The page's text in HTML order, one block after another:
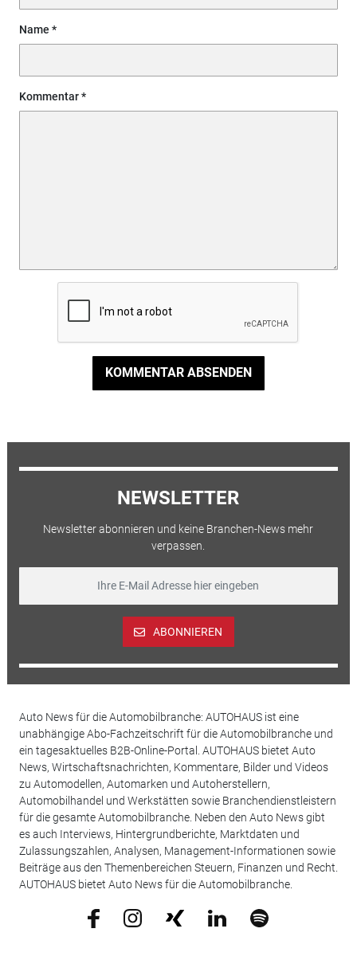
Name
Kommentar
KOMMENTAR ABSENDEN
NEWSLETTER
Newsletter abonnieren und keine Branchen-News mehr
verpassen.
ABONNIEREN
Auto News für die Automobilbranche: AUTOHAUS ist eine
unabhängige Abo-Fachzeitschrift für die Automobilbranche und
ein tagesaktuelles B2B-Online-Portal. AUTOHAUS bietet Auto
News, Wirtschaftsnachrichten, Kommentare, Bilder und Videos
zu Automodellen, Automarken und Autoherstellern,
Automobilhandel und Werkstätten sowie Branchendienstleistern
für die gesamte Automobilbranche. Neben den Auto News gibt
es auch Interviews, Hintergrundberichte, Marktdaten und
Zulassungszahlen, Analysen, Management-Informationen sowie
Beiträge aus den Themenbereichen Steuern, Finanzen und Recht.
AUTOHAUS bietet Auto News für die Automobilbranche.